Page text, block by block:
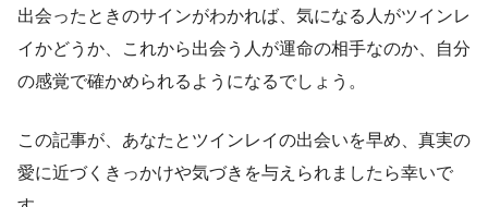
出会ったときのサインがわかれば、気になる人がツインレ
イかどうか、これから出会う人が運命の相手なのか、自分
の感覚で確かめられるようになるでしょう。
この記事が、あなたとツインレイの出会いを早め、真実の
愛に近づくきっかけや気づきを与えられましたら幸いで